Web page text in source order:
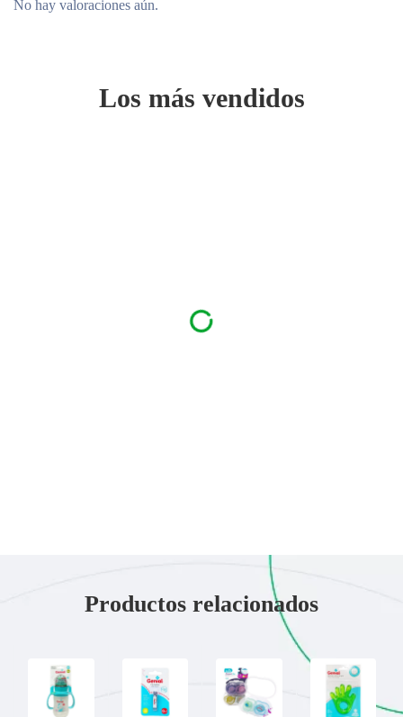
No hay valoraciones aún.
Los más vendidos
Productos relacionados